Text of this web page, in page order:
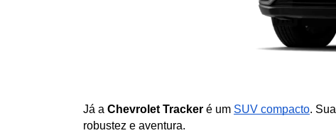
Já a Chevrolet Tracker é um SUV compacto.
robustez e aventura.